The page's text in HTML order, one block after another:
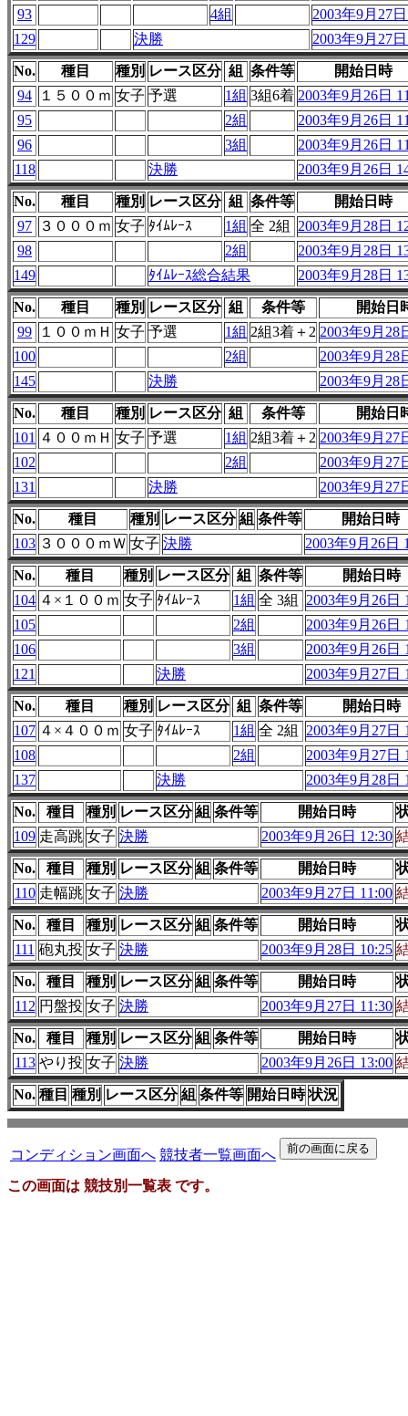
93
4組
2003年9月27
129
決勝 2003年9月27
No. 種目 種別 レース区分 組 条件等
開始日時
94
１５００ｍ 女子 予選 1組 3組6着 2003年9月26日
95
2組
2003年9月26日
96
3組
2003年9月26日
118
決勝 2003年9月26日
No. 種目 種別 レース区分 組 条件等
開始日時
97
３０００ｍ 女子 ﾀｲﾑﾚｰｽ 1組 全 2組
2003年9月28日
98
2組
2003年9月28日
149
ﾀｲﾑﾚｰｽ総合結果 2003年9月28日
No. 種目 種別 レース区分 組 条件等
開始日
99
１００ｍＨ 女子 予選 1組 2組3着＋2 2003年9月28
100
2組
2003年9月28
145
決勝 2003年9月28
No. 種目 種別 レース区分 組 条件等
開始日
101 ４００ｍＨ 女子 予選 1組 2組3着＋2 2003年9月27
102
2組
2003年9月27
131
決勝 2003年9月27
No. 種目 種別 レース区分 組 条件等
開始日時
103 ３０００ｍＷ 女子 決勝 2003年9月26日
No. 種目 種別 レース区分 組 条件等
開始日時
104 ４×１００ｍ 女子 ﾀｲﾑﾚｰｽ 1組 全 3組
2003年9月26日
105
2組
2003年9月26日
106
3組
2003年9月26日
121
決勝 2003年9月27日
No. 種目 種別 レース区分 組 条件等
開始日時
107 ４×４００ｍ 女子 ﾀｲﾑﾚｰｽ 1組 全 2組
2003年9月27日
108
2組
2003年9月27日
137
決勝 2003年9月28日
No. 種目 種別 レース区分 組 条件等 開始日時
109 走高跳 女子 決勝 2003年9月26日 12:30
No. 種目 種別 レース区分 組 条件等 開始日時
110 走幅跳 女子 決勝 2003年9月27日 11:00
No. 種目 種別 レース区分 組 条件等 開始日時
111 砲丸投 女子 決勝 2003年9月28日 10:25
No. 種目 種別 レース区分 組 条件等 開始日時
112 円盤投 女子 決勝 2003年9月27日 11:30
No. 種目 種別 レース区分 組 条件等 開始日時
113 やり投 女子 決勝 2003年9月26日 13:00
No. 種目 種別 レース区分 組 条件等 開始日時 状況
コンディション画面へ 競技者一覧画面へ
この画面は 競技別一覧表 です。